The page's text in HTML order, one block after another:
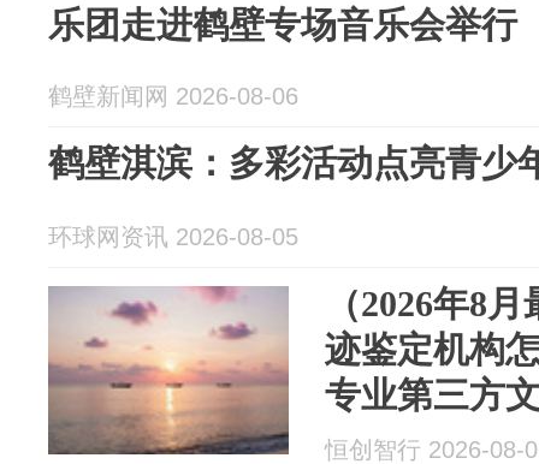
乐团走进鹤壁专场音乐会举行
鹤壁新闻网 2026-08-06
鹤壁淇滨：多彩活动点亮青少
环球网资讯 2026-08-05
（2026年8
迹鉴定机构
专业第三方
通文书鉴定
恒创智行 2026-08-